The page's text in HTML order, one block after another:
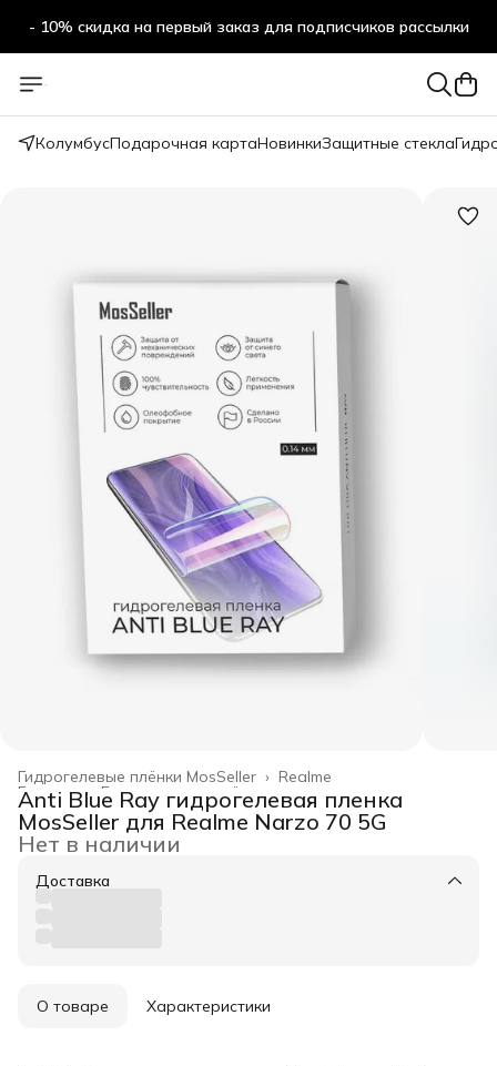
- 10% скидка на первый заказ для подписчиков рассылки
КолумбусПодарочная картаНовинкиЗащитные стекла
Realme
Гидрогелевые плёнки MosSeller ›
Гидрогелевые плёнки ›
Главная ›
Anti Blue Ray гидрогелевая пленка
MosSeller для Realme Narzo 70 5G
Нет в наличии
Доставка
О товаре Характеристики